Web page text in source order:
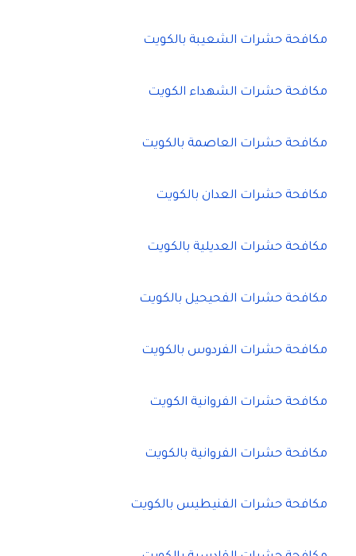
مكافحة حشرات الشعيبة بالكويت
مكافحة حشرات الشهداء الكويت
مكافحة حشرات العاصمة بالكويت
مكافحة حشرات العدان بالكويت
مكافحة حشرات العديلية بالكويت
مكافحة حشرات الفحيحيل بالكويت
مكافحة حشرات الفردوس بالكويت
مكافحة حشرات الفروانية الكويت
مكافحة حشرات الفروانية بالكويت
مكافحة حشرات الفنيطيس بالكويت